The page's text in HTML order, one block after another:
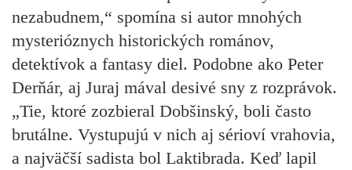
nezabudnem,“ spomína si autor mnohých
mysterióznych historických románov,
detektívok a fantasy diel. Podobne ako Peter
Derňár, aj Juraj mával desivé sny z rozprávok.
„Tie, ktoré zozbieral Dobšinský, boli často
brutálne. Vystupujú v nich aj sérioví vrahovia,
a najväčší sadista bol Laktibrada. Keď lapil